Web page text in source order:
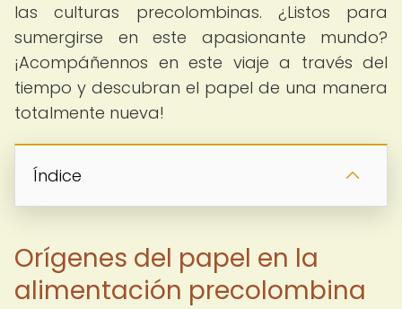
las culturas precolombinas. ¿Listos para
sumergirse en este apasionante mundo?
¡Acompáñennos en este viaje a través del
tiempo y descubran el papel de una manera
totalmente nueva!
Índice
Orígenes del papel en la
alimentación precolombina